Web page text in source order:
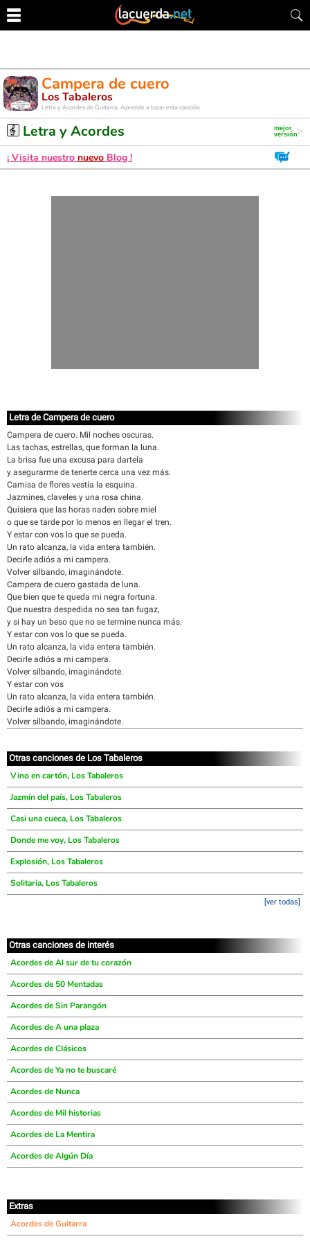
Campera de cuero
Los Tabaleros
Letra y Acordes de Guitarra. Aprende a tocar esta canción
Letra y Acordes
¡ Visita nuestro nuevo Blog !
Letra de Campera de cuero
Campera de cuero. Mil noches oscuras.
Las tachas, estrellas, que forman la luna.
La brisa fue una excusa para dartela
y asegurarme de tenerte cerca una vez más.
Camisa de flores vestía la esquina.
Jazmines, claveles y una rosa china.
Quisiera que las horas naden sobre miel
o que se tarde por lo menos en llegar el tren.
Y estar con vos lo que se pueda.
Un rato alcanza, la vida entera también.
Decirle adiós a mi campera.
Volver silbando, imaginándote.
Campera de cuero gastada de luna.
Que bien que te queda mi negra fortuna.
Que nuestra despedida no sea tan fugaz,
y si hay un beso que no se termine nunca más.
Y estar con vos lo que se pueda.
Un rato alcanza, la vida entera también.
Decirle adiós a mi campera.
Volver silbando, imaginándote.
Y estar con vos
Un rato alcanza, la vida entera también.
Decirle adiós a mi campera.
Volver silbando, imaginándote.
Otras canciones de Los Tabaleros
Vino en cartón, Los Tabaleros
Jazmín del país, Los Tabaleros
Casi una cueca, Los Tabaleros
Donde me voy, Los Tabaleros
Explosión, Los Tabaleros
Solitaria, Los Tabaleros
[ver todas]
Otras canciones de interés
Acordes de Al sur de tu corazón
Acordes de 50 Mentadas
Acordes de Sin Parangón
Acordes de A una plaza
Acordes de Clásicos
Acordes de Ya no te buscaré
Acordes de Nunca
Acordes de Mil historias
Acordes de La Mentira
Acordes de Algún Día
Extras
Acordes de Guitarra